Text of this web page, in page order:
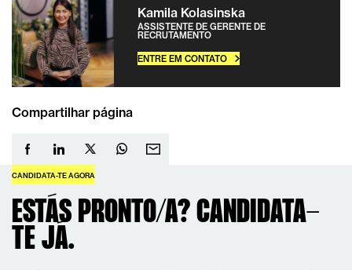
Kamila Kolasinska
ASSISTENTE DE GERENTE DE
RECRUTAMENTO
ENTRE EM CONTATO
Compartilhar página
CANDIDATA-TE AGORA
ESTÁS PRONTO/A? CANDIDATA-
TE JÁ.